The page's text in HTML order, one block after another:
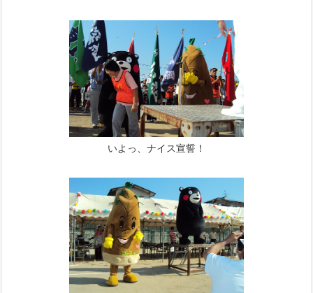
いよっ、ナイス宣誓！